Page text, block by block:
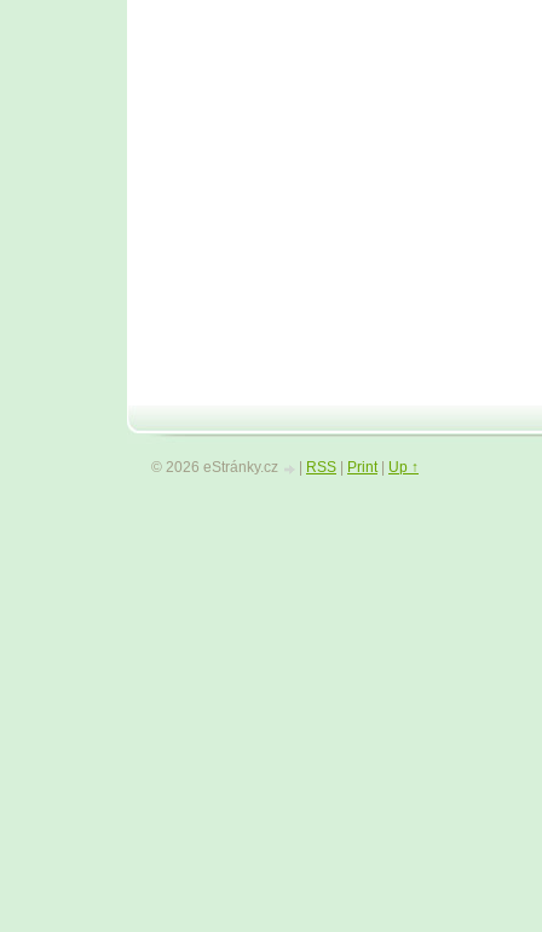
© 2026 eStránky.cz RSS Print| Up ↑